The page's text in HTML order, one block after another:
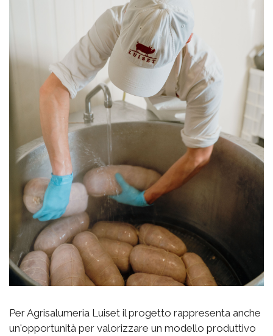
Per Agrisalumeria Luiset il progetto rappresenta anche
un'opportunità per valorizzare un modello produttivo